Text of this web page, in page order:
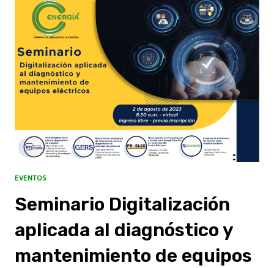
EVENTOS
Seminario Digitalización
aplicada al diagnóstico y
mantenimiento de equipos